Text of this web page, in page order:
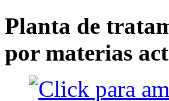
Planta de
por materias